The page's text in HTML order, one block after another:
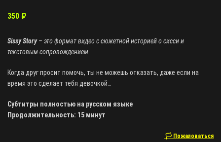
350 ₽
Sissy Story– это формат видео с сюжетной историей о сисси и
текстовым сопровождением.
Когда друг просит помочь, ты не можешь отказать, даже если на
время это сделает тебя девочкой…
Субтитры полностью на русском языке
Продолжительность: 15 минут
🏳 Пожаловаться